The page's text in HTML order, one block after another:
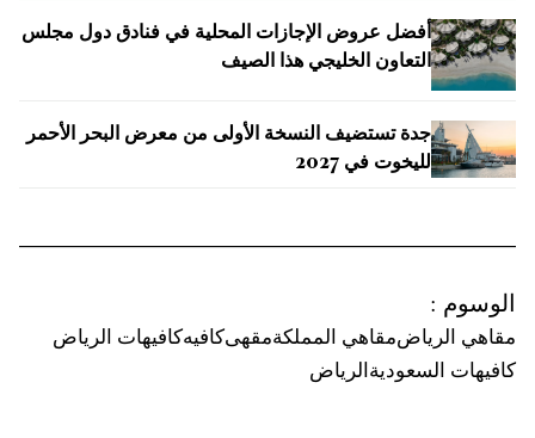
أفضل عروض الإجازات المحلية في فنادق دول مجلس
التعاون الخليجي هذا الصيف
جدة تستضيف النسخة الأولى من معرض البحر الأحمر
لليخوت في 2027
الوسوم :
مقاهي الرياضمقاهي المملكةمقهىكافيهكافيهات الرياض
كافيهات السعودية الرياض